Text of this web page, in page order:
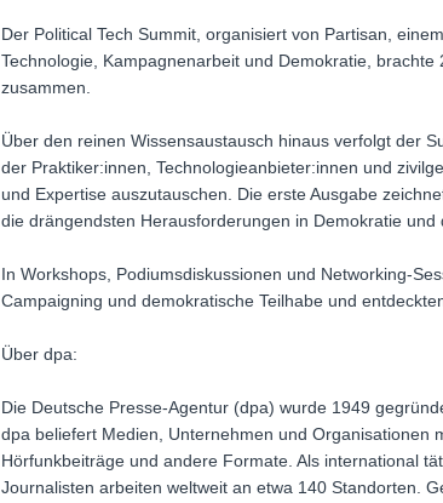
Der Political Tech Summit, organisiert von Partisan,
Technologie, Kampagnenarbeit und Demokratie,
zusammen.
Über den reinen Wissensaustausch hinaus verfolgt der
der Praktiker:innen, Technologieanbieter:innen und
und Expertise auszutauschen. Die erste Ausgabe
die drängendsten Herausforderungen in Demokratie und
In Workshops, Podiumsdiskussionen und Networking-
Campaigning und demokratische Teilhabe und
Über dpa:
Die Deutsche Presse-Agentur (dpa) wurde 1949
dpa beliefert Medien, Unternehmen und Organisationen
Hörfunkbeiträge und andere Formate. Als international
Journalisten arbeiten weltweit an etwa 140 Standorten.